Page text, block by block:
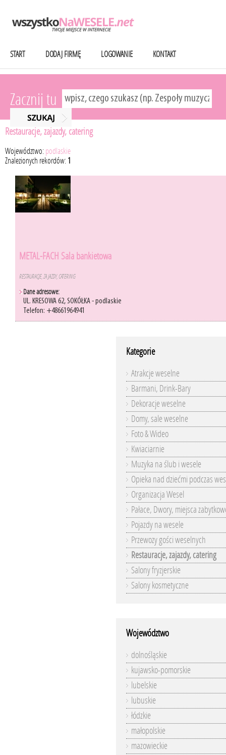
START DODAJ FIRMĘ LOGOWANIE KONTAKT
Zacznij tu
Restauracje, zajazdy, catering
Województwo: podlaskie
Znalezionych rekordów: 1
METAL-FACH Sala bankietowa
RESTAURACJE, ZAJAZDY, CATERING
Dane adresowe:
UL. KRESOWA 62, SOKÓŁKA - podlaskie
Telefon: +48661964941
Kategorie
Atrakcje weselne
Barmani, Drink-Bary
Dekoracje weselne
Domy, sale weselne
Foto & Wideo
Kwiaciarnie
Muzyka na ślub i wesele
Opieka nad dziećmi podczas
Organizacja Wesel
Pałace, Dwory, miejsca
Pojazdy na wesele
Przewozy gości weselnych
Restauracje, zajazdy, catering
Salony fryzjerskie
Salony kosmetyczne
Województwo
dolnośląskie
kujawsko-pomorskie
lubelskie
lubuskie
łódzkie
małopolskie
mazowieckie